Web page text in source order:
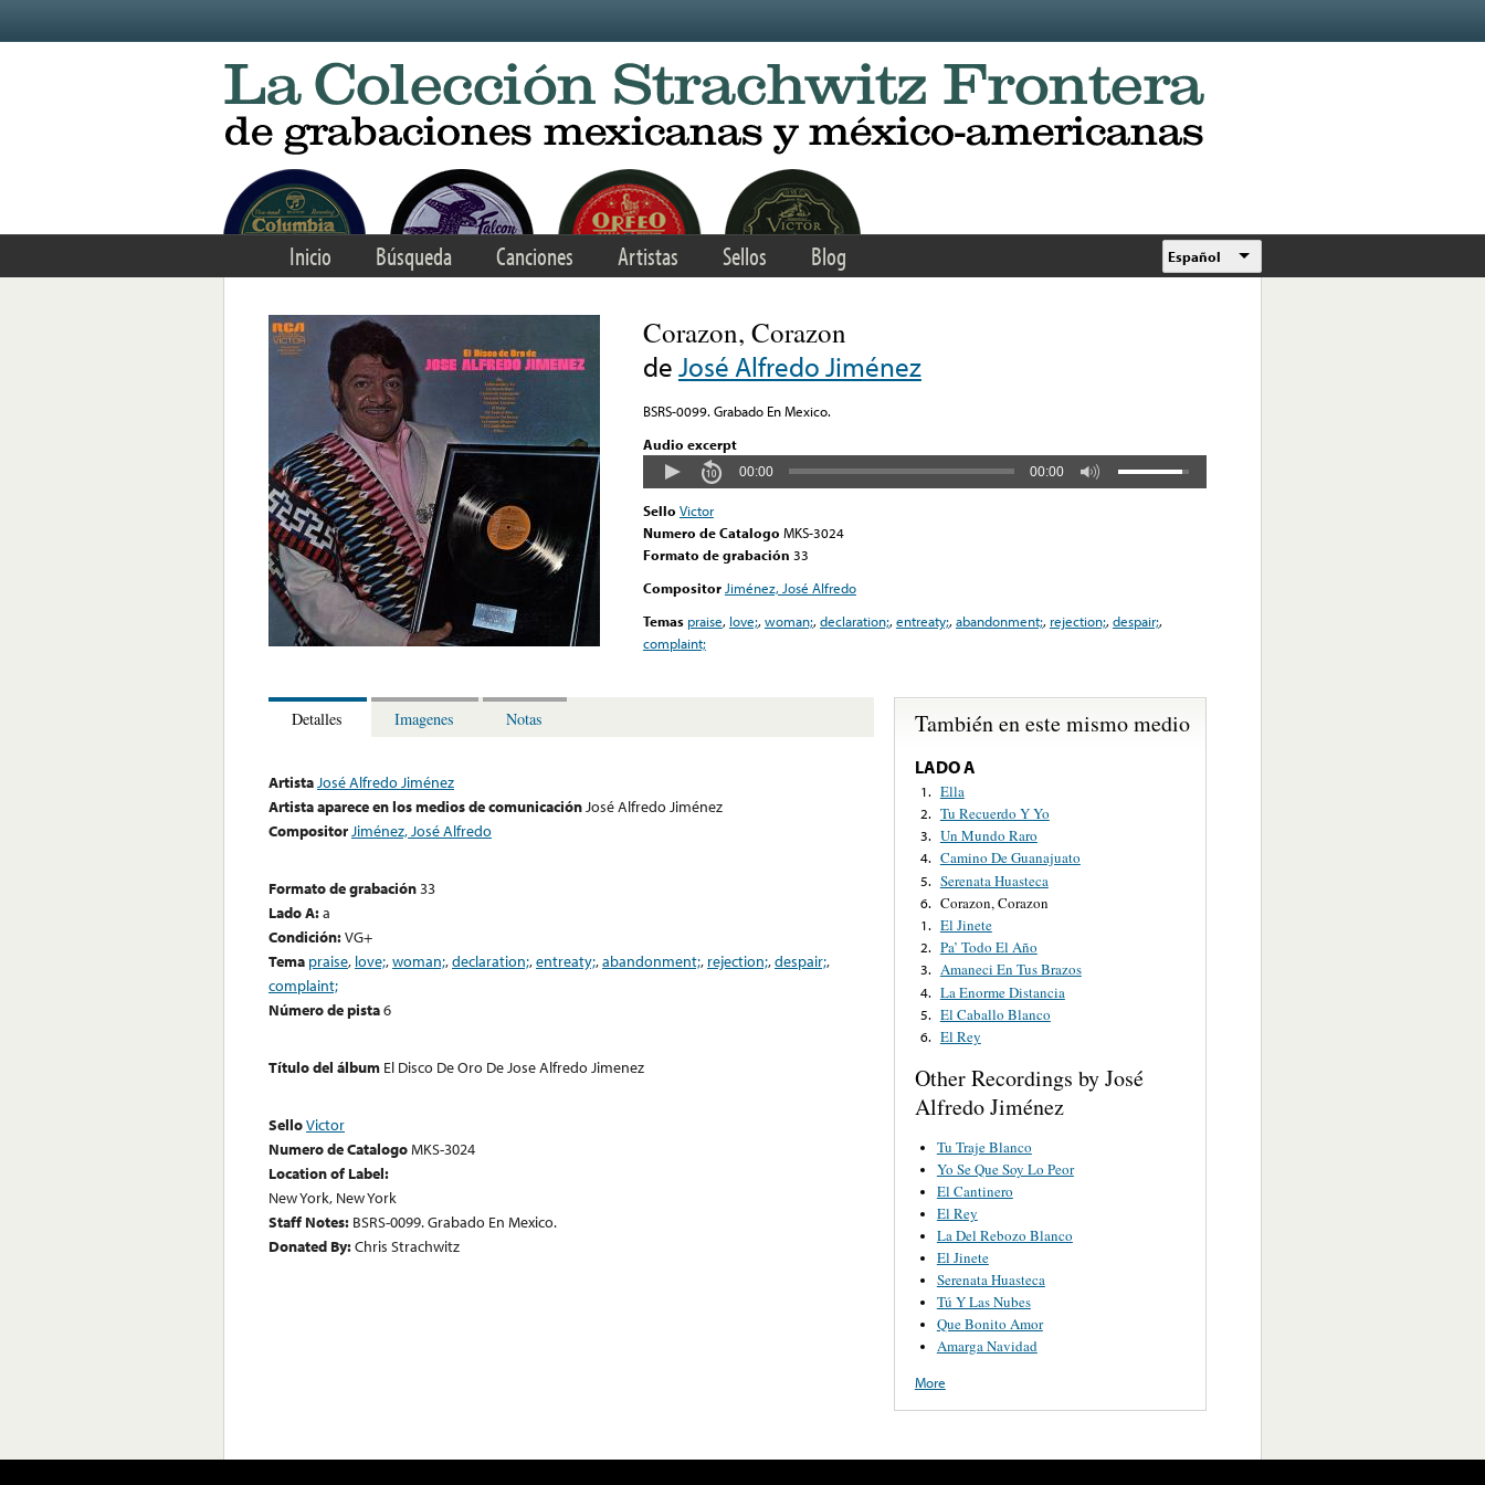
Inicio Búsqueda Canciones Artistas Sellos Blog Español
Corazon, Corazon
deJosé Alfredo Jiménez
BSRS-0099. Grabado En Mexico.
Audio excerpt
00:00 00:00
Sello Victor
Numero de Catalogo MKS-3024
Formato de grabación 33
Compositor Jiménez, José Alfredo
Temas praise, love;,woman;,declaration;,entreaty;,abandonment;, rejection;,despair;,
complaint;
Detalles Imagenes Notas
ArtistaJosé Alfredo Jiménez
Artista aparece en los medios de comunicaciónJosé Alfredo Jiménez
CompositorJiménez, José Alfredo
Formato de grabación33
Lado A:a
Condición:VG+
Tema praise, love;,woman;,declaration;,entreaty;,abandonment;, rejection;,despair;,
complaint;
Número de pista6
Título del álbum El Disco De Oro De Jose Alfredo Jimenez
SelloVictor
Numero de CatalogoMKS-3024
Location of Label:
New York, New York
Staff Notes: BSRS-0099. Grabado En Mexico.
Donated By:Chris Strachwitz
También en este mismo medio
LADO A
1. Ella
2. Tu Recuerdo Y Yo
3. Un Mundo Raro
4. Camino De Guanajuato
5. Serenata Huasteca
6. Corazon, Corazon
1. El Jinete
2. Pa’ Todo El Año
3. Amaneci En Tus Brazos
4. La Enorme Distancia
5. El Caballo Blanco
6. El Rey
Other Recordings by José
Alfredo Jiménez
Tu Traje Blanco
Yo Se Que Soy Lo Peor
El Cantinero
El Rey
La Del Rebozo Blanco
El Jinete
Serenata Huasteca
Tú Y Las Nubes
Que Bonito Amor
Amarga Navidad
More